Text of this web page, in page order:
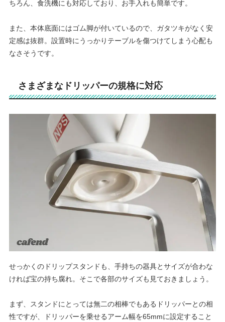
ちろん、食洗機にも対応しており、お手入れも簡単です。
また、本体底面にはゴム脚が付いているので、ガタツキがなく安
定感は抜群。設置時にうっかりテーブルを傷つけてしまう心配も
なさそうです。
さまざまなドリッパーの規格に対応
せっかくのドリップスタンドも、手持ちの器具とサイズが合わな
ければ宝の持ち腐れ。そこで各部のサイズも見ておきましょう。
まず、スタンドにとっては無二の相棒でもあるドリッパーとの相
性ですが、ドリッパーを乗せるアーム幅を65mmに設定すること